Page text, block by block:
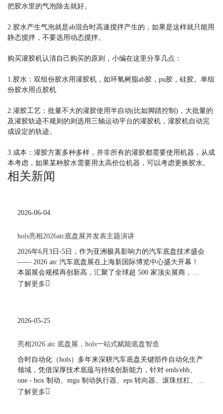
把胶水里的气泡除去就好。
2.胶水产生气泡就是ab混合时高速搅拌产生的，如果是这样就只能用
静态搅拌，不要选用动态搅拌。
购买灌胶机认清自己购买的原则，小编在这里分享几点：
1.胶水：双组份胶水用灌胶机，如环氧树脂ab胶，pu胶，硅胶。单组
份胶水用点胶机
2.灌胶工艺：批量不大的灌胶使用半自动(比如脚踏控制)，大批量的
及灌胶轨迹不规则的则选用三轴运动平台的灌胶机，灌胶机自动完
成设定的轨迹。
3.成本：灌胶方案多种多样，并非所有的灌胶都需要使用机器，从成
本考虑，如果某种胶水需要用太高价位机器，可以考虑更换胶水。
相关新闻
2026-06-04
hols亮相2026atc底盘展并发表主题演讲
2026年6月3日-5日，作为亚洲极具影响力的汽车底盘技术盛会
—— 2026 atc 汽车底盘展在上海新国际博览中心盛大开幕！
本届展会规模再创新高，汇聚了全球超 500 家顶尖展商，吸
引了来自主机厂、tier 1 供应商等逾 20,000 名专业观众齐聚现
了解更多
2026-05-25
亮相2026 atc 底盘展，hols一站式赋能底盘智造
合时自动化（hols）多年来深耕汽车底盘关键部件自动化生产
领域，凭借深厚技术底蕴与持续创新能力，针对 emb/ehb、
one - box 制动、mgu 制动执行器、eps 转向器、滚珠丝杠、空
簧减震器、cdc 电磁阀，以及悬架高压油泵与气泵等产品，匠
了解更多